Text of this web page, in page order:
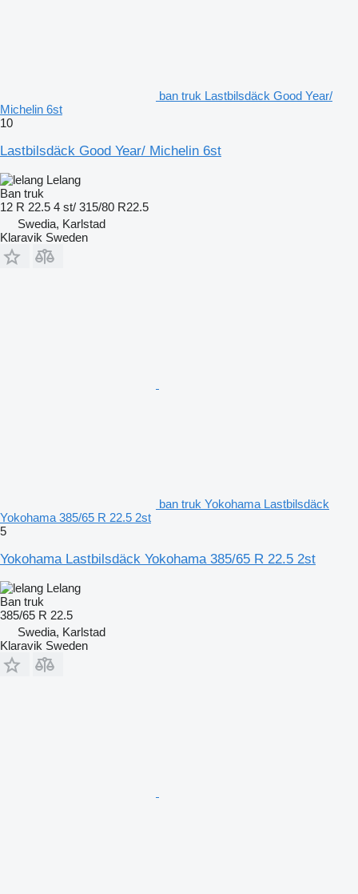
ban truk Lastbilsdäck Good Year/
Michelin 6st
10
Lastbilsdäck Good Year/ Michelin 6st
Lelang
Ban truk
12 R 22.5 4 st/ 315/80 R22.5
Swedia, Karlstad
Klaravik Sweden
ban truk Yokohama Lastbilsdäck
Yokohama 385/65 R 22.5 2st
5
Yokohama Lastbilsdäck Yokohama 385/65 R 22.5 2st
Lelang
Ban truk
385/65 R 22.5
Swedia, Karlstad
Klaravik Sweden